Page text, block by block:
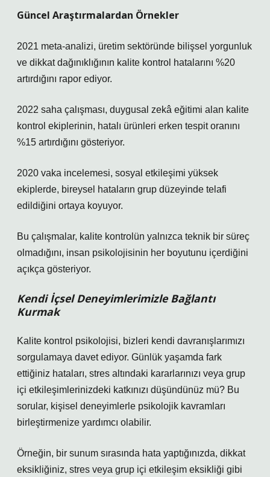
Güncel Araştırmalardan Örnekler
2021 meta-analizi, üretim sektöründe bilişsel yorgunluk
ve dikkat dağınıklığının kalite kontrol hatalarını %20
artırdığını rapor ediyor.
2022 saha çalışması, duygusal zekâ eğitimi alan kalite
kontrol ekiplerinin, hatalı ürünleri erken tespit oranını
%15 artırdığını gösteriyor.
2020 vaka incelemesi, sosyal etkileşimi yüksek
ekiplerde, bireysel hataların grup düzeyinde telafi
edildiğini ortaya koyuyor.
Bu çalışmalar, kalite kontrolün yalnızca teknik bir süreç
olmadığını, insan psikolojisinin her boyutunu içerdiğini
açıkça gösteriyor.
Kendi İçsel Deneyimlerimizle Bağlantı
Kurmak
Kalite kontrol psikolojisi, bizleri kendi davranışlarımızı
sorgulamaya davet ediyor. Günlük yaşamda fark
ettiğiniz hataları, stres altındaki kararlarınızı veya grup
içi etkileşimlerinizdeki katkınızı düşündünüz mü? Bu
sorular, kişisel deneyimlerle psikolojik kavramları
birleştirmenize yardımcı olabilir.
Örneğin, bir sunum sırasında hata yaptığınızda, dikkat
eksikliğiniz, stres veya grup içi etkileşim eksikliği gibi